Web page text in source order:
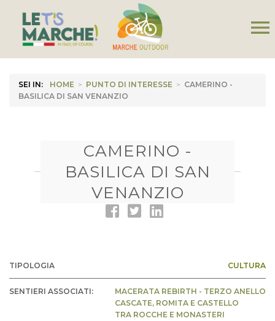
menu
SEI IN: HOME > PUNTO DI INTERESSE > CAMERINO -
BASILICA DI SAN VENANZIO
CAMERINO -
BASILICA DI SAN
VENANZIO
TIPOLOGIA CULTURA
SENTIERI ASSOCIATI:
MACERATA REBIRTH - TERZO ANELLO
CASCATE, ROMITA E CASTELLO
TRA ROCCHE E MONASTERI